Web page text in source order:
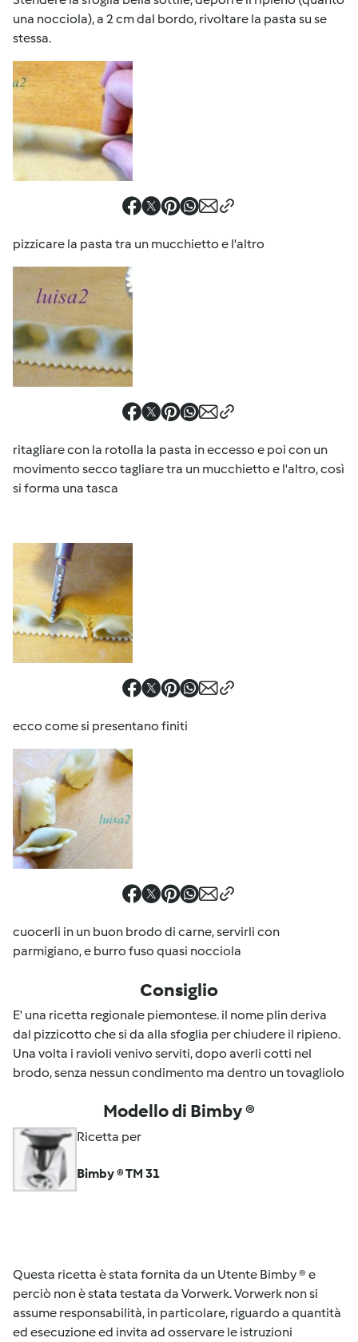
una nocciola), a 2 cm dal bordo, rivoltare la pasta su se
stessa.
pizzicare la pasta tra un mucchietto e l'altro
ritagliare con la rotolla la pasta in eccesso e poi con un
movimento secco tagliare tra un mucchietto e l'altro, così
si forma una tasca
ecco come si presentano finiti
cuocerli in un buon brodo di carne, servirli con
parmigiano, e burro fuso quasi nocciola
Consiglio
E' una ricetta regionale piemontese. il nome plin deriva
dal pizzicotto che si da alla sfoglia per chiudere il ripieno.
Una volta i ravioli venivo serviti, dopo averli cotti nel
brodo, senza nessun condimento ma dentro un tovagliolo
Modello di Bimby ®
Ricetta per
Bimby ® TM 31
Questa ricetta è stata fornita da un Utente Bimby ® e
perciò non è stata testata da Vorwerk. Vorwerk non si
assume responsabilità, in particolare, riguardo a quantità
ed esecuzione ed invita ad osservare le istruzioni